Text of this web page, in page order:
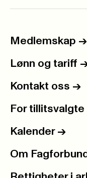
Medlemskap ->
Lønn og tariff -
Kontakt oss ->
For tillitsvalgte
Kalender ->
Om